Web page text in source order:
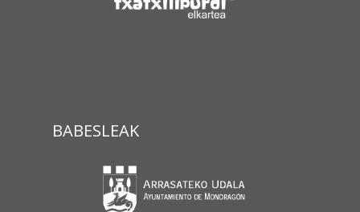
BABESLEAK